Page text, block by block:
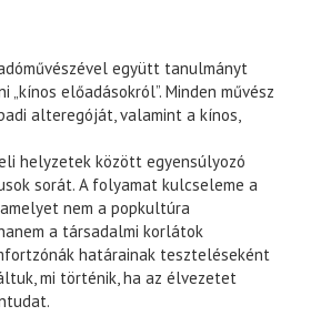
együtt tanulmányt
előadásokról”. Minden művész
alteregóját, valamint a kínos,
helyzetek között egyensúlyozó
sorát. A folyamat kulcseleme a
nem a popkultúra
a társadalmi korlátok
határainak teszteléseként
mi történik, ha az élvezetet